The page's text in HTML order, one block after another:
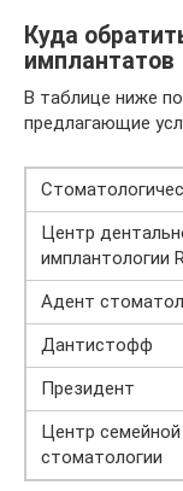
Куда
имплантатов
В таблице ниже
предлагающие
Центр
имплантологии
Адент
Дантистофф
Президент
Центр семейной
стоматологии